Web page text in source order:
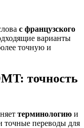
с французского
варианты
точную и
точность
терминологию и
точные переводы для